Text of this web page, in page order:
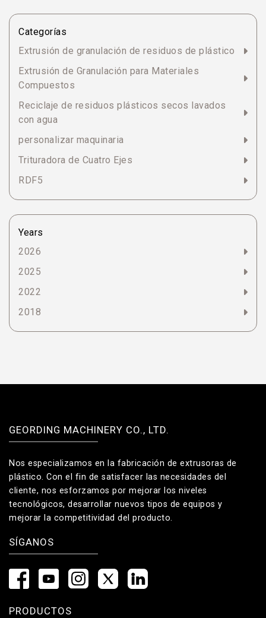
Categorías
Extrusión de granulación de residuos de plástico
Extrusión de Granulación para Materiales
Compuestos
Reciclaje de residuos plásticos secos lavados
con agua
personalizar maquinaria
Trituradora de Cuatro Ejes
RDF5
Years
2026
2025
2022
2018
GEORDING MACHINERY CO., LTD.
Nos especializamos en la fabricación de extrusoras de
plástico. Con el fin de satisfacer las necesidades del
cliente, nos esforzamos por mejorar los niveles
tecnológicos, desarrollar nuevos tipos de equipos y
mejorar la competitividad del producto.
SÍGANOS
PRODUCTOS